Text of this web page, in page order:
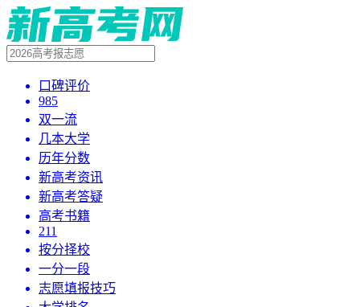
口碑评价
985
双一流
几本大学
历年分数
新高考资讯
新高考答疑
高考书籍
211
按分择校
一分一段
志愿填报技巧